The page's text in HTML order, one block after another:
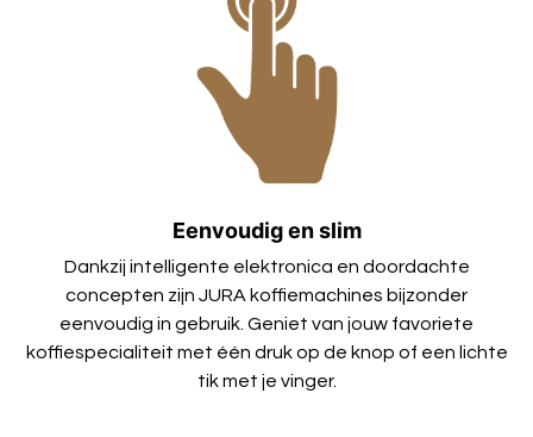
Eenvoudig en slim
Dankzij intelligente elektronica en doordachte
concepten zijn JURA koffiemachines bijzonder
eenvoudig in gebruik. Geniet van jouw favoriete
koffiespecialiteit met één druk op de knop of een lichte
tik met je vinger.